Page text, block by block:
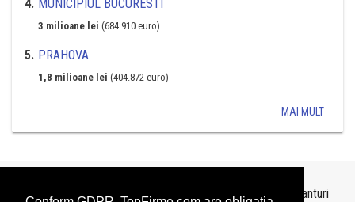
4. MUNICIPIUL BUCURESTI
3 milioane lei (684.910 euro)
5. PRAHOVA
1,8 milioane lei (404.872 euro)
MAI MULT
Topurile sunt realizate deTopFirme pe baza ultimelor bilanturi